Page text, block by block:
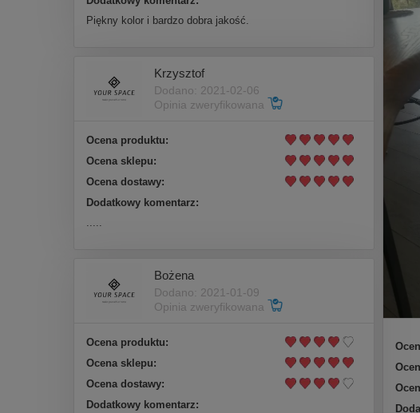
Piękny kolor i bardzo dobra jakość.
Krzysztof
Dodano: 2021-02-06
Opinia zweryfikowana
Ocena produktu:
Ocena sklepu:
Ocena dostawy:
Dodatkowy komentarz:
Bożena
Dodano: 2021-01-09
Opinia zweryfikowana
Ocena produktu:
Ocena sklepu:
Ocena dostawy:
Dodatkowy komentarz: